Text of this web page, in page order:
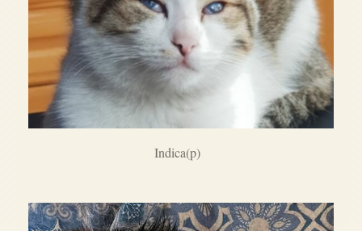
Indica(p)